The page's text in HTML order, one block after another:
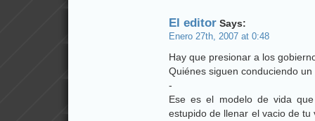
El editor Says:
Enero 27th, 2007 at 0:48
Hay que presionar a los
Quiénes siguen conduciendo
-
Ese es el modelo de vida
estupido de llenar el vacio de